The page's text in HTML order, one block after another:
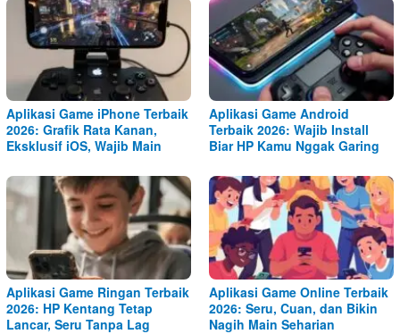
Aplikasi Game iPhone Terbaik
2026: Grafik Rata Kanan,
Eksklusif iOS, Wajib Main
Aplikasi Game Android
Terbaik 2026: Wajib Install
Biar HP Kamu Nggak Garing
Aplikasi Game Ringan Terbaik
2026: HP Kentang Tetap
Lancar, Seru Tanpa Lag
Aplikasi Game Online Terbaik
2026: Seru, Cuan, dan Bikin
Nagih Main Seharian